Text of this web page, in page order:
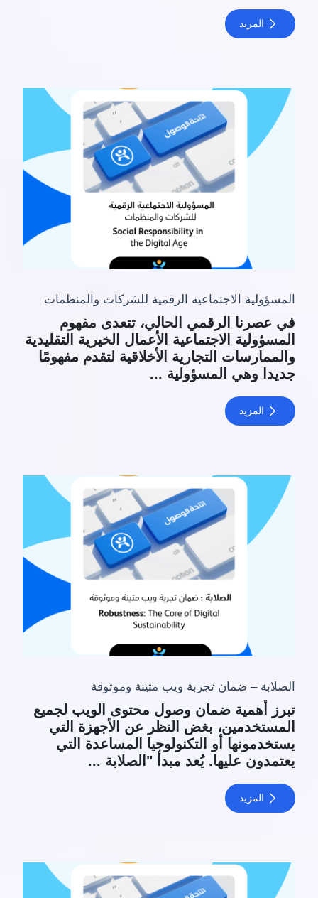
المزيد
المسؤولية الاجتماعية الرقمية للشركات والمنظمات
في عصرنا الرقمي الحالي، تتعدى مفهوم
المسؤولية الاجتماعية الأعمال الخيرية التقليدية
والممارسات التجارية الأخلاقية لتقدم مفهومًا
جديدا وهي المسؤولية ...
المزيد
الصلابة – ضمان تجربة ويب متينة وموثوقة
تبرز أهمية ضمان وصول محتوى الويب لجميع
المستخدمين، بغض النظر عن الأجهزة التي
يستخدمونها أو التكنولوجيا المساعدة التي
يعتمدون عليها. يُعد مبدأ "الصلابة ...
المزيد